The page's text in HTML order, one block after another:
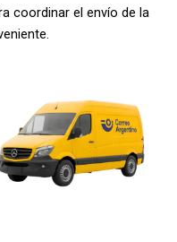
coordinar el envío de la